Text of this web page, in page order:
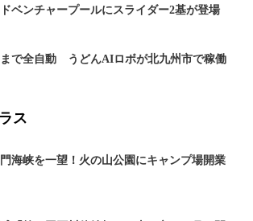
ベンチャープールにスライダー2基が登場
で全自動 うどんAIロボが北九州市で稼働
ス
門海峡を一望！火の山公園にキャンプ場開業